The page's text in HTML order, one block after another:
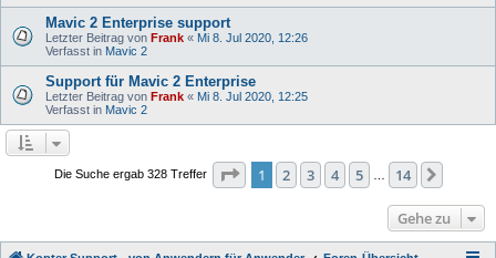
Mavic 2 Enterprise support
Letzter Beitrag von Frank « Mi 8. Jul 2020, 12:26
Verfasst in Mavic 2
Support für Mavic 2 Enterprise
Letzter Beitrag von Frank « Mi 8. Jul 2020, 12:25
Verfasst in Mavic 2
Die Suche ergab 328 Treffer Seite 1von 14
1 2 3 4 5 14
Gehe zu